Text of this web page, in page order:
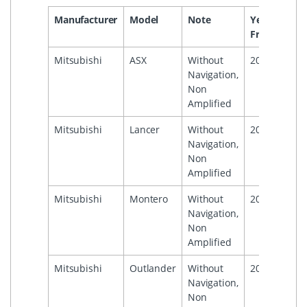
Manufacturer Model Note
Year
From
Mitsubishi
ASX
Without
Navigation,
Non
Amplified
2010
Mitsubishi Lancer
Without
Navigation,
Non
Amplified
2007
Mitsubishi Montero
Without
Navigation,
Non
Amplified
2007
Mitsubishi Outlander
Without
Navigation,
Non
2007